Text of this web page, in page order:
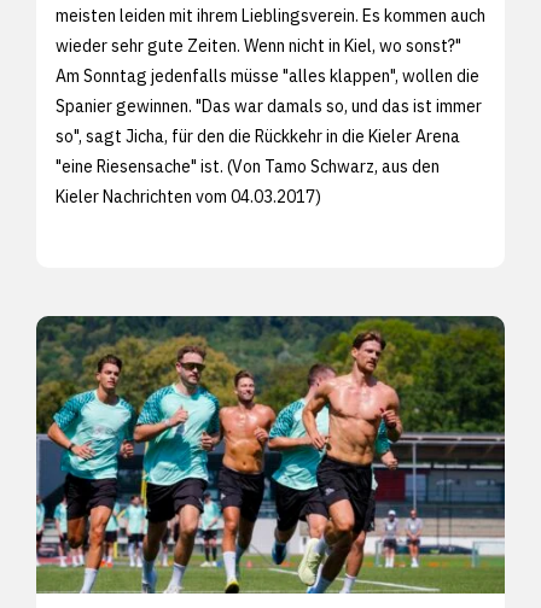
meisten leiden mit ihrem Lieblingsverein. Es kommen auch
wieder sehr gute Zeiten. Wenn nicht in Kiel, wo sonst?"
Am Sonntag jedenfalls müsse "alles klappen", wollen die
Spanier gewinnen. "Das war damals so, und das ist immer
so", sagt Jicha, für den die Rückkehr in die Kieler Arena
"eine Riesensache" ist. (Von Tamo Schwarz, aus den
Kieler Nachrichten vom 04.03.2017)